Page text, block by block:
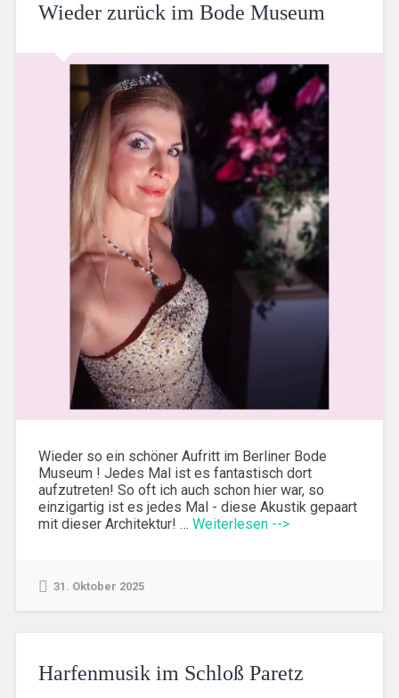
Wieder zurück im Bode Museum
Wieder so ein schöner Aufritt im Berliner Bode
Museum ! Jedes Mal ist es fantastisch dort
aufzutreten! So oft ich auch schon hier war, so
einzigartig ist es jedes Mal - diese Akustik gepaart
mit dieser Architektur! … Weiterlesen -->
31. Oktober 2025
Harfenmusik im Schloß Paretz